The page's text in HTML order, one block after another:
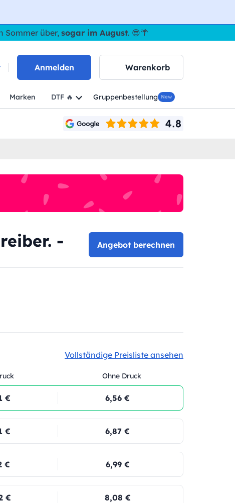
Sommer über, sogar im August. 😎🌴
Anmelden Warenkorb
Marken DTF 🔥 Gruppenbestellung New
-
Angebot berechnen
Vollständige Preisliste ansehen
Ohne Druck
€ 6,56 €
€ 6,87 €
€ 6,99 €
€ 8,08 €